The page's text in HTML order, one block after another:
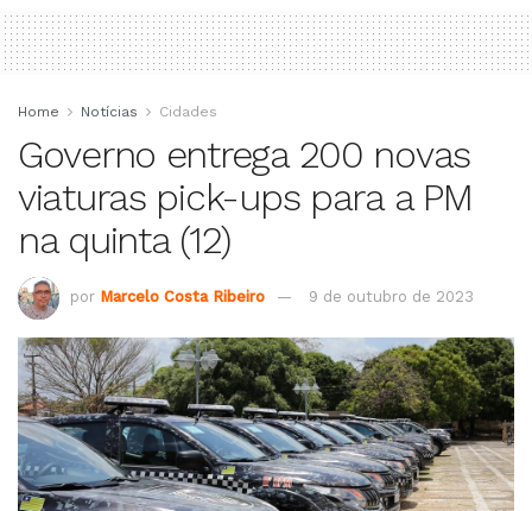
Home Notícias Cidades
Governo entrega 200 novas
viaturas pick-ups para a PM
na quinta (12)
por Marcelo Costa Ribeiro 9 de outubro de 2023